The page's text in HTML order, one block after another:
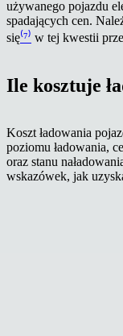
używanego pojazdu
spadających cen.
się⁽⁷⁾ w tej kwestii
Ile kosztuje
Koszt ładowania
poziomu ładowania,
oraz stanu
wskazówek, jak